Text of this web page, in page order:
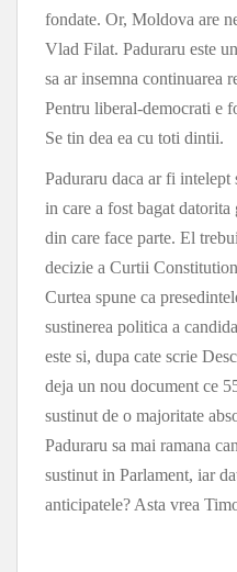
fondate. Or, Moldova are
Vlad Filat. Paduraru este
sa ar insemna
Pentru liberal-democrati e
Se tin dea ea cu toti dintii.
Paduraru daca ar fi intelept
in care a fost bagat
din care face parte. El
decizie a Curtii
Curtea spune ca
sustinerea politica a
este si, dupa cate scrie
deja un nou document ce
sustinut de o majoritate
Paduraru sa mai ramana
sustinut in Parlament, iar
anticipatele? Asta vrea